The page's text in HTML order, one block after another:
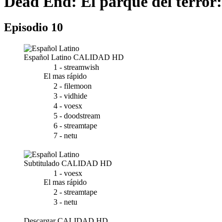
Episodio 10
Español Latino CALIDAD HD
1 - streamwish
El mas rápido
2 - filemoon
3 - vidhide
4 - voesx
5 - doodstream
6 - streamtape
7 - netu
Subtitulado CALIDAD HD
1 - voesx
El mas rápido
2 - streamtape
3 - netu